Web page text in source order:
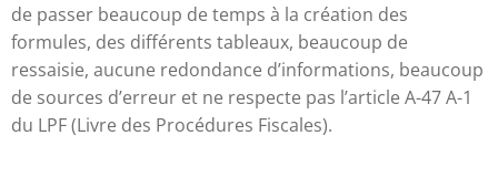
de passer beaucoup de temps à la création des
formules, des différents tableaux, beaucoup de
ressaisie, aucune redondance d’informations, beaucoup
de sources d’erreur et ne respecte pas l’article A-47 A-1
du LPF (Livre des Procédures Fiscales).